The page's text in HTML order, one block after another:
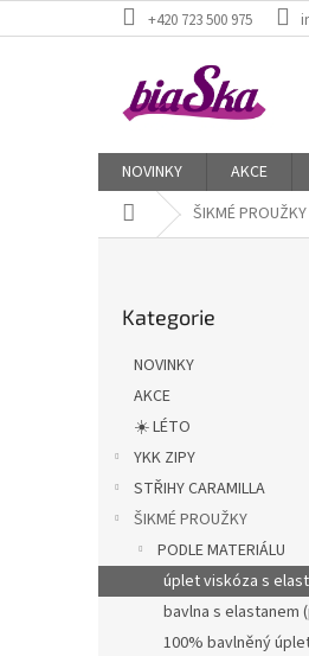
na
+420 723 500 975
NOVINKY AKCE
Domů ŠIKMÉ PROUŽKY
e
l
kategorie
Kategorie
NOVINKY
AKCE
☀️ LÉTO
YKK ZIPY
STŘIHY CARAMILLA
ŠIKMÉ PROUŽKY
PODLE MATERIÁLU
úplet viskóza s
bavlna s elastanem
100% bavlněný